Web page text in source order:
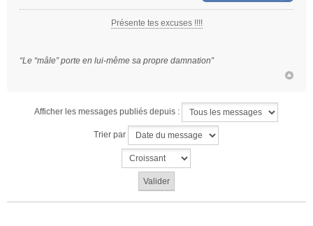
Présente tes excuses !!!!
“Le “mâle” porte en lui-même sa propre damnation”
Afficher les messages publiés depuis :
Trier par